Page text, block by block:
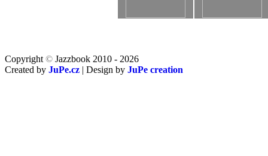
Copyright © Jazzbook 2010 - 2026
Created by JuPe.cz | Design by JuPe creation